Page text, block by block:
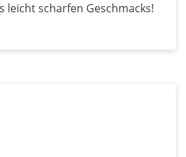
leicht scharfen Geschmacks!